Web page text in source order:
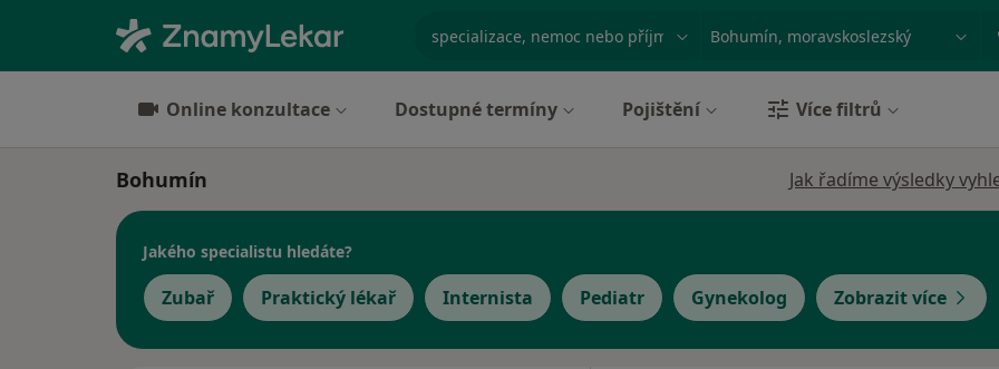
specializace, nemoc nebo příjmení Město nebo region
Online konzultace Dostupné termíny Pojištění Více filtrů
Bohumín Jak řadíme výsledky
Jakého specialistu hledáte?
Zubař Praktický lékař Internista Pediatr Gynekolog Zobrazit více